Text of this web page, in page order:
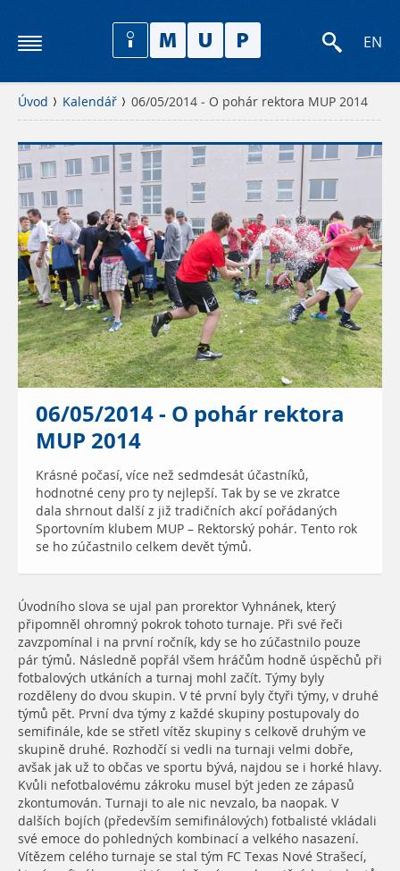
EN
Úvod Kalendář 06/05/2014 - O pohár rektora MUP 2014
06/05/2014 - O pohár rektora
MUP 2014
Krásné počasí, více než sedmdesát účastníků,
hodnotné ceny pro ty nejlepší. Tak by se ve zkratce
dala shrnout další z již tradičních akcí pořádaných
Sportovním klubem MUP – Rektorský pohár. Tento rok
se ho zúčastnilo celkem devět týmů.
Úvodního slova se ujal pan prorektor Vyhnánek, který
připomněl ohromný pokrok tohoto turnaje. Při své řeči
zavzpomínal i na první ročník, kdy se ho zúčastnilo pouze
pár týmů. Následně popřál všem hráčům hodně úspěchů při
fotbalových utkáních a turnaj mohl začít. Týmy byly
rozděleny do dvou skupin. V té první byly čtyři týmy, v druhé
týmů pět. První dva týmy z každé skupiny postupovaly do
semifinále, kde se střetl vítěz skupiny s celkově druhým ve
skupině druhé. Rozhodčí si vedli na turnaji velmi dobře,
avšak jak už to občas ve sportu bývá, najdou se i horké hlavy.
Kvůli nefotbalovému zákroku musel být jeden ze zápasů
zkontumován. Turnaji to ale nic nevzalo, ba naopak. V
dalších bojích (především semifinálových) fotbalisté vkládali
své emoce do pohledných kombinací a velkého nasazení.
Vítězem celého turnaje se stal tým FC Texas Nové Strašecí,